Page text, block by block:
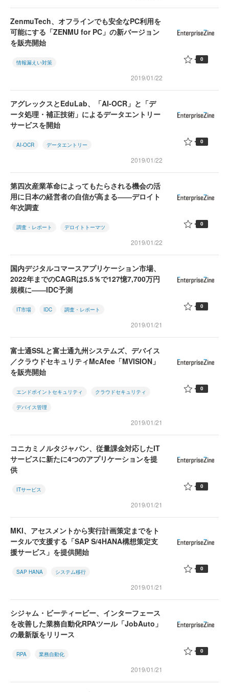
ZenmuTech、オフラインでも安全なPC利用を
可能にする「ZENMU for PC」の新バージョン
を販売開始
情報漏えい対策
2019/01/22
0
アグレックスとEduLab、「AI-OCR」と「デ
ータ処理・補正技術」によるデータエントリー
サービスを開始
AI-OCR データエントリー
2019/01/22
0
第四次産業革命によってもたらされる機会の活
用に日本の経営者の自信が高まる――デロイト
年次調査
調査・レポート デロイトトーマツ
2019/01/22
0
国内デジタルコマースアプリケーション市場、
2022年までのCAGRは5.5％で127憶7,700万円
規模に――IDC予測
IT市場 IDC 調査・レポート
2019/01/21
0
富士通SSLと富士通九州システムズ、デバイス
／クラウドセキュリティMcAfee「MVISION」
を販売開始
エンドポイントセキュリティ クラウドセキュリティ
デバイス管理
2019/01/21
0
コニカミノルタジャパン、従量課金対応したIT
サービスに新たに4つのアプリケーションを提
供
ITサービス
2019/01/21
0
MKI、アセスメントから実行計画策定までをト
ータルで支援する「SAP S/4HANA構想策定支
援サービス」を提供開始
SAP HANA システム移行
2019/01/21
0
シジャム・ビーティービー、インターフェース
を改善した業務自動化RPAツール「JobAuto」
の最新版をリリース
RPA 業務自動化
2019/01/21
0